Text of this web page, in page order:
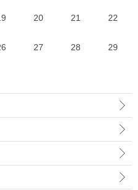
20 21 22
27 28 29